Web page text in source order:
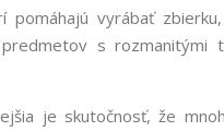
pomáhajú vyrábať
s rozmanitými
je skutočnosť, že